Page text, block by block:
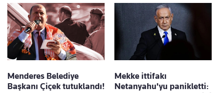
Menderes Belediye
Başkanı Çiçek tutuklandı!
Mekke ittifakı
Netanyahu'yu panikletti: